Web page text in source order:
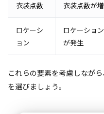
衣装点数 衣装点数が
ロケーシ
ョン
ロケーショ
が発生
これらの要素を考慮しなが
を選びましょう。